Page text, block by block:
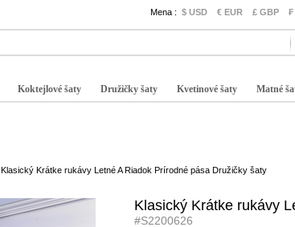
Mena : $ USD € EUR £ GBP ₣
Koktejlové šaty Družičky šaty Kvetinové šaty Matné
Klasický Krátke rukávy Letné A Riadok Prírodné pása Družičky šaty
Klasický Krátke rukávy
#S2200626